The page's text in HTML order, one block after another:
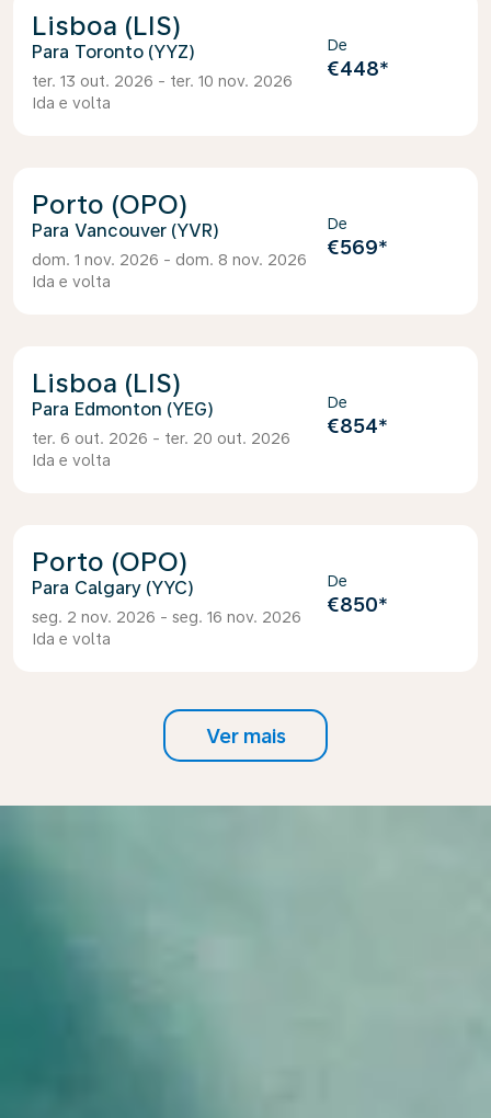
Lisboa (LIS)
Toronto (YYZ)
ter. 13 out. 2026 - ter. 10 nov. 2026
Ida e volta
De
€448*
Porto (OPO)
Vancouver (YVR)
dom. 1 nov. 2026 - dom. 8 nov. 2026
Ida e volta
De
€569*
Lisboa (LIS)
Edmonton (YEG)
ter. 6 out. 2026 - ter. 20 out. 2026
Ida e volta
De
€854*
Porto (OPO)
Calgary (YYC)
seg. 2 nov. 2026 - seg. 16 nov. 2026
Ida e volta
De
€850*
Ver mais